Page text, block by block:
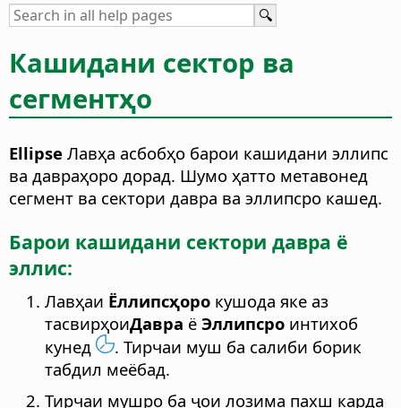
Кашидани сектор ва
сегментҳо
Ellipse Лавҳа асбобҳо барои кашидани эллипс
ва давраҳоро дорад. Шумо ҳатто метавонед
сегмент ва сектори давра ва эллипсро кашед.
Барои кашидани сектори давра ё
эллис:
Лавҳаи Ёллипсҳоро кушода яке аз
тасвирҳоиДавра ё Эллипсро интихоб
кунед
. Тирчаи муш ба салиби борик
табдил меёбад.
Тирчаи мушро ба ҷои лозима пахш карда